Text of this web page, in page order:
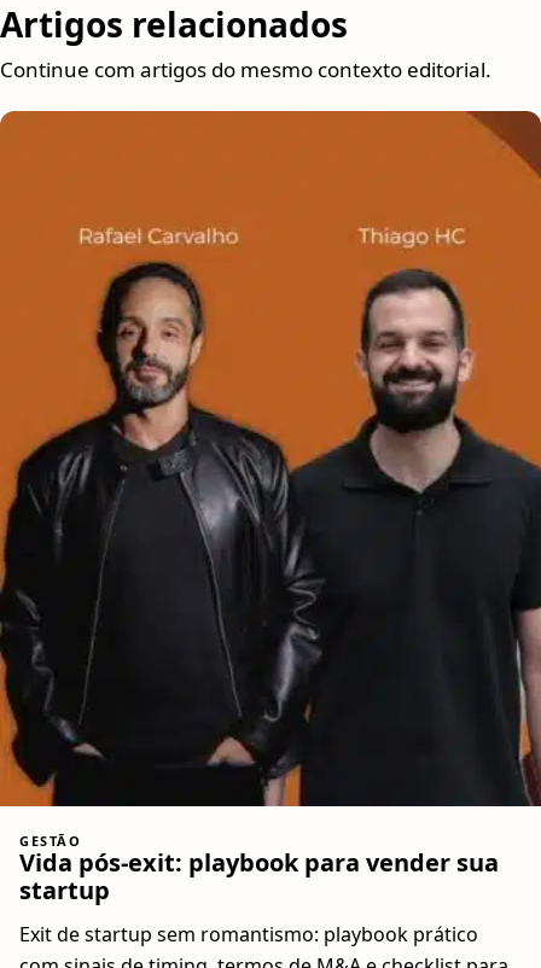
Artigos relacionados
Continue com artigos do mesmo contexto editorial.
GESTÃO
Vida pós-exit: playbook para vender sua
startup
Exit de startup sem romantismo: playbook prático